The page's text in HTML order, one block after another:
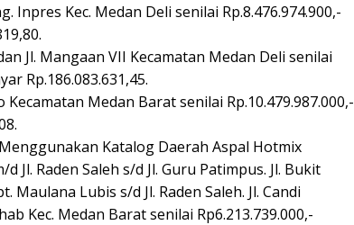
Inpres Kec. Medan Deli senilai Rp.8.476.974.900,-
Jl. Mangaan VII Kecamatan Medan Deli senilai
Rp.186.083.631,45.
Kecamatan Medan Barat senilai Rp.10.479.987.000,-
Katalog Daerah Aspal Hotmix
Jl. Raden Saleh s/d Jl. Guru Patimpus. Jl. Bukit
Maulana Lubis s/d Jl. Raden Saleh. Jl. Candi
Kec. Medan Barat senilai Rp6.213.739.000,-